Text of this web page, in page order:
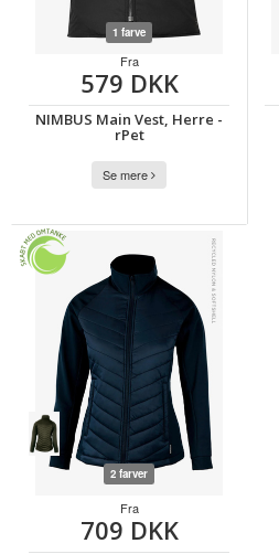
1 farve
Fra
579 DKK
NIMBUS Main Vest, Herre -
rPet
Se mere
2 farver
Fra
709 DKK